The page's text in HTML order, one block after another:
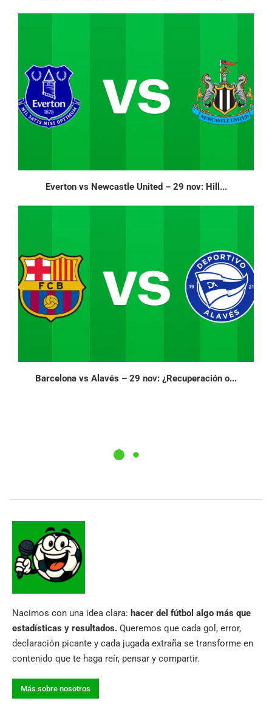
Everton vs Newcastle United – 29 nov: Hill...
Barcelona vs Alavés – 29 nov: ¿Recuperación o...
Nacimos con una idea clara: hacer del fútbol algo más que
estadísticas y resultados. Queremos que cada gol, error,
declaración picante y cada jugada extraña se transforme en
contenido que te haga reír, pensar y compartir.
Más sobre nosotros